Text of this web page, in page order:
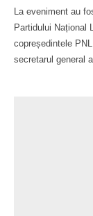
La eveniment au
Partidului Național
copreședintele
secretarul general